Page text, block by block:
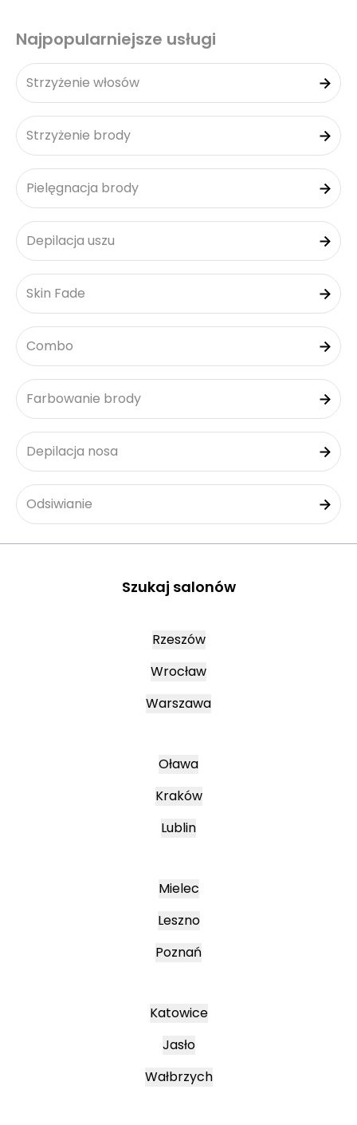
Najpopularniejsze usługi
Strzyżenie włosów
Strzyżenie brody
Pielęgnacja brody
Depilacja uszu
Skin Fade
Combo
Farbowanie brody
Depilacja nosa
Odsiwianie
Szukaj salonów
Rzeszów
Wrocław
Warszawa
Oława
Kraków
Lublin
Mielec
Leszno
Poznań
Katowice
Jasło
Wałbrzych